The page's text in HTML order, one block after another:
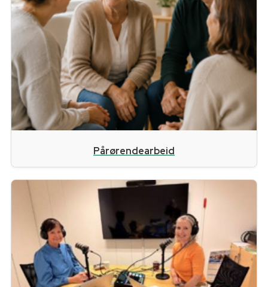
Pårørendearbeid